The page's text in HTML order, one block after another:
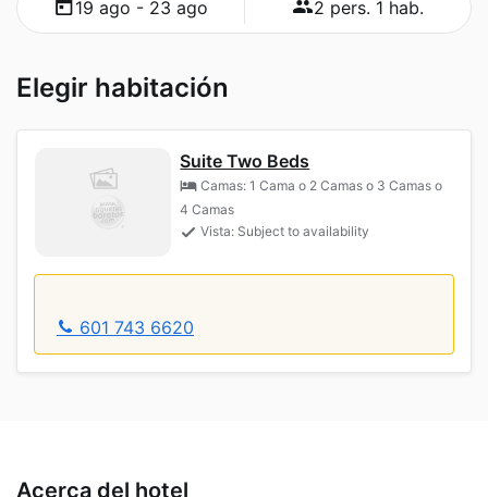
19 ago - 23 ago 2 pers. 1 hab.
Elegir habitación
Suite Two Beds
Camas: 1 Cama o 2 Camas o 3 Camas o
4 Camas
Vista: Subject to availability
601 743 6620
Acerca del hotel